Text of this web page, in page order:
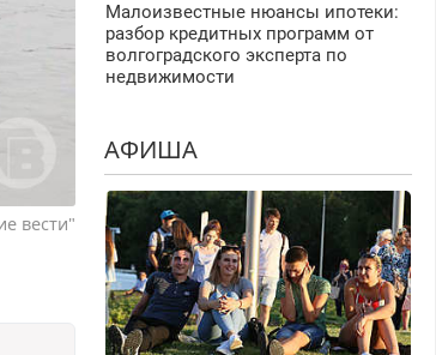
вести"
Малоизвестные нюансы ипотеки:
разбор кредитных программ от
волгоградского эксперта по
недвижимости
АФИША